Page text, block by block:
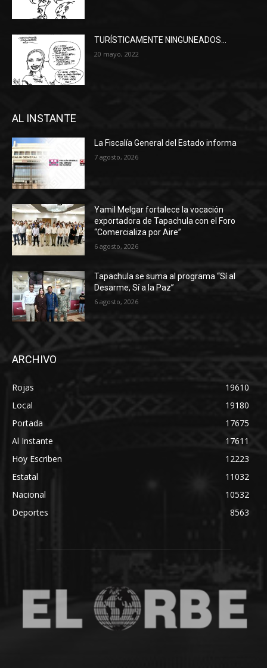
TURÍSTICAMENTE NINGUNEADOS…
20 mayo, 2022
AL INSTANTE
La Fiscalía General del Estado informa
7 agosto, 2026
Yamil Melgar fortalece la vocación
exportadora de Tapachula con el Foro
“Comercializa por Aire”
6 agosto, 2026
Tapachula se suma al programa “Sí al
Desarme, Sí a la Paz”
6 agosto, 2026
ARCHIVO
Rojas
19610
Local
19180
Portada
17675
Al Instante
17611
Hoy Escriben
12223
Estatal
11032
Nacional
10532
Deportes
8563